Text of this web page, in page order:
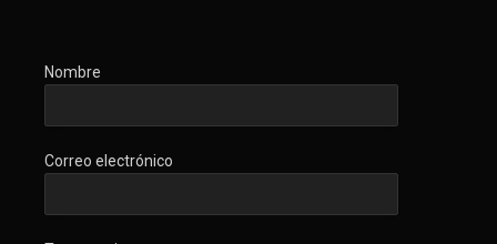
Nombre
Correo electrónico